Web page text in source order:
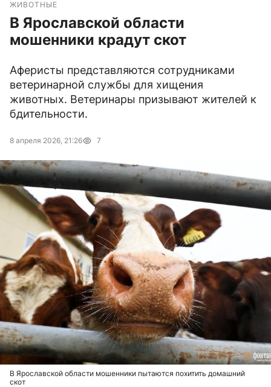
ЖИВОТНЫЕ
В Ярославской области
мошенники крадут скот
Аферисты представляются сотрудниками
ветеринарной службы для хищения
животных. Ветеринары призывают жителей к
бдительности.
8 апреля 2026, 21:26 7
В Ярославской области мошенники пытаются похитить домашний
скот